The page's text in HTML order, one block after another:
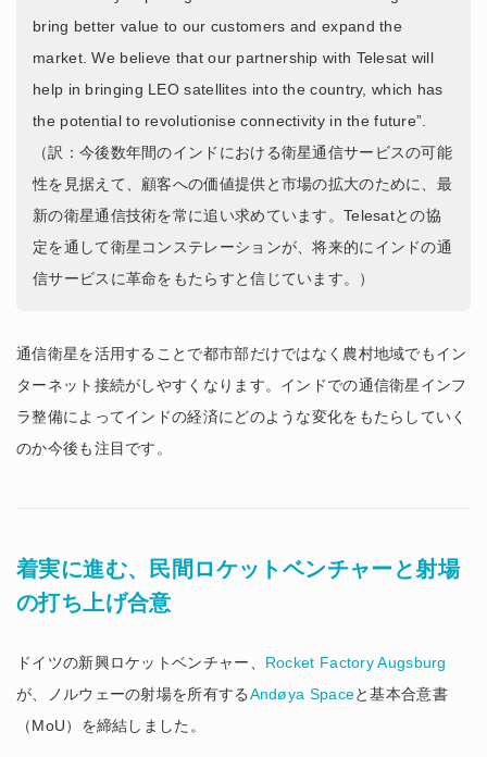
bring better value to our customers and expand the
market. We believe that our partnership with Telesat will
help in bringing LEO satellites into the country, which has
the potential to revolutionise connectivity in the future”.
（訳：今後数年間のインドにおける衛星通信サービスの可能
性を見据えて、顧客への価値提供と市場の拡大のために、最
新の衛星通信技術を常に追い求めています。Telesatとの協
定を通して衛星コンステレーションが、将来的にインドの通
信サービスに革命をもたらすと信じています。）
通信衛星を活用することで都市部だけではなく農村地域でもイン
ターネット接続がしやすくなります。インドでの通信衛星インフ
ラ整備によってインドの経済にどのような変化をもたらしていく
のか今後も注目です。
着実に進む、民間ロケットベンチャーと射場
の打ち上げ合意
ドイツの新興ロケットベンチャー、 Rocket Factory Augsburg
が、ノルウェーの射場を所有するAndøya Spaceと基本合意書
（MoU）を締結しました。